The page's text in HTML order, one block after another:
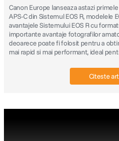
5. canon sx740 hs
6. lavaliera
7. card memorie
Canon Europe lanseaza astazi
APS-C din Sistemul EOS R, modelele
avantajele Sistemului EOS R cu
importante avantaje fotografilor
deoarece poate fi folosit pentru a
mai rapid si mai performant, ideal
Citeste